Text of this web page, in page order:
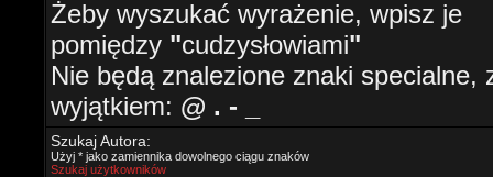
Żeby wyszukać wyrażenie, wpisz je
pomiędzy "cudzysłowiami"
Nie będą znalezione znaki specialne,
wyjątkiem: @ . - _
Szukaj Autora:
Użyj * jako zamiennika dowolnego ciągu znaków
Szukaj użytkowników